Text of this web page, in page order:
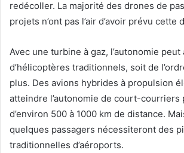
redécoller. La majorité des drones de
projets n’ont pas l’air d’avoir prévu cette
Avec une turbine à gaz, l’autonomie
d’hélicoptères traditionnels, soit de
plus. Des avions hybrides à propulsion
atteindre l’autonomie de court-courriers
d’environ 500 à 1000 km de distance.
quelques passagers nécessiteront des
traditionnelles d’aéroports.